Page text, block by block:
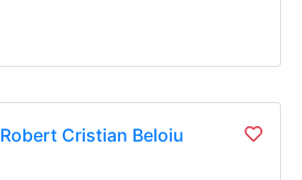
Robert Cristian Beloiu